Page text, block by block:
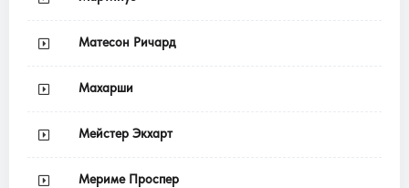
Матесон Ричард
Махарши
Мейстер Экхарт
Мериме Проспер